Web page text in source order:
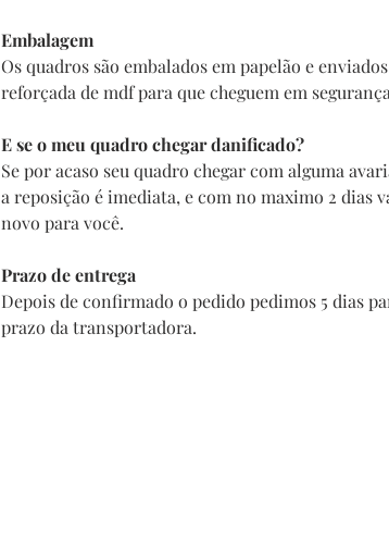
Embalagem
Os quadros são embalados em papelão e
reforçada de mdf para que cheguem em
E se o meu quadro chegar danificado?
Se por acaso seu quadro chegar com alguma
a reposição é imediata, e com no maximo 2 dias
novo para você.
Prazo de entrega
Depois de confirmado o pedido pedimos 5 dias
prazo da transportadora.